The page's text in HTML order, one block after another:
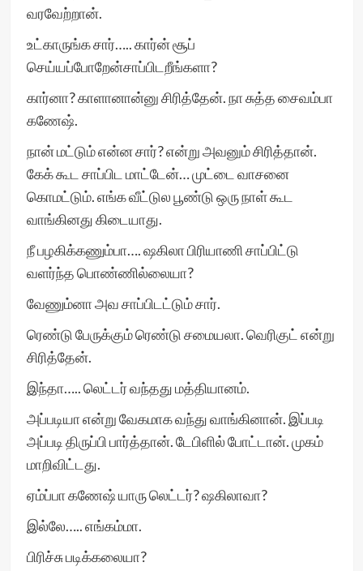
வரவேற்றான்.
உட்காருங்க சார்….. கார்ன் சூப்
செய்யப்போறேன்சாப்பிடறீங்களா?
கார்னா? காளானான்னு சிரித்தேன். நா சுத்த சைவம்பா
கணேஷ்.
நான் மட்டும் என்ன சார்? என்று அவனும் சிரித்தான்.
கேக் கூட சாப்பிட மாட்டேன்… முட்டை வாசனை
கொமட்டும். எங்க வீட்டுல பூண்டு ஒரு நாள் கூட
வாங்கினது கிடையாது.
நீ பழகிக்கணும்பா…. ஷகிலா பிரியாணி சாப்பிட்டு
வளர்ந்த பொண்ணில்லையா?
வேணும்னா அவ சாப்பிடட்டும் சார்.
ரெண்டு பேருக்கும் ரெண்டு சமையலா. வெரிகுட் என்று
சிரித்தேன்.
இந்தா….. லெட்டர் வந்தது மத்தியானம்.
அப்படியா என்று வேகமாக வந்து வாங்கினான். இப்படி
அப்படி திருப்பி பார்த்தான். டேபிளில் போட்டான். முகம்
மாறிவிட்டது.
ஏம்ப்பா கணேஷ் யாரு லெட்டர்? ஷகிலாவா?
இல்லே….. எங்கம்மா.
பிரிச்சு படிக்கலையா?